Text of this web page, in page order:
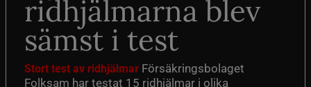
ridhjälmarna blev
sämst i test
Stort test av ridhjälmar Försäkringsbolaget
Folksam har testat 15 ridhjälmar i olika